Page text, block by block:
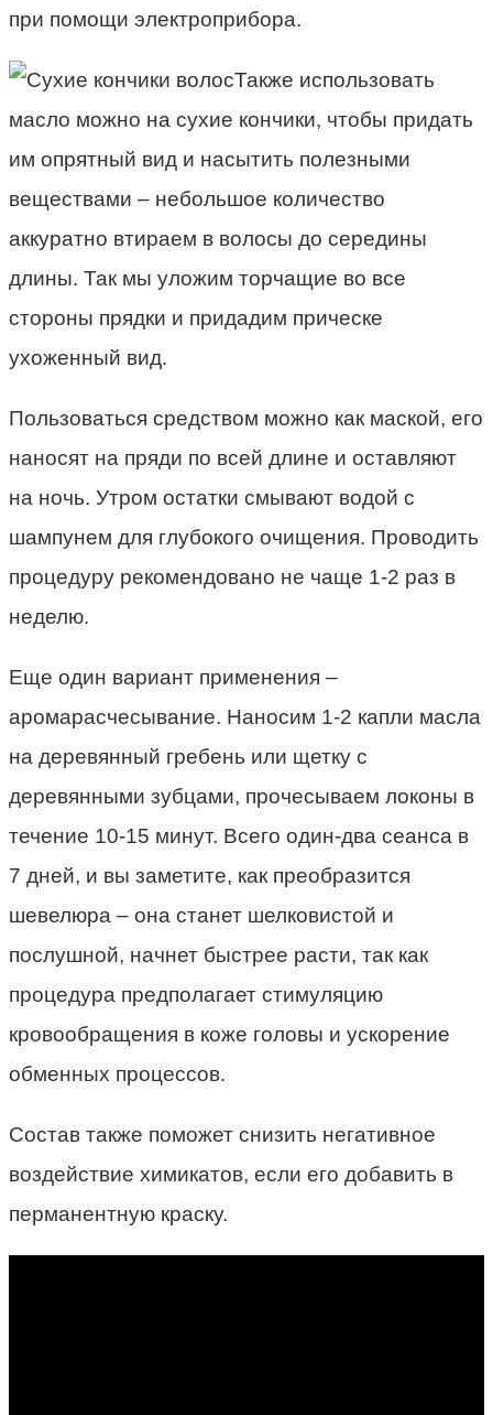
при помощи электроприбора.
Также использовать
масло можно на сухие кончики, чтобы придать
им опрятный вид и насытить полезными
веществами – небольшое количество
аккуратно втираем в волосы до середины
длины. Так мы уложим торчащие во все
стороны прядки и придадим прическе
ухоженный вид.
Пользоваться средством можно как маской, его
наносят на пряди по всей длине и оставляют
на ночь. Утром остатки смывают водой с
шампунем для глубокого очищения. Проводить
процедуру рекомендовано не чаще 1-2 раз в
неделю.
Еще один вариант применения –
аромарасчесывание. Наносим 1-2 капли масла
на деревянный гребень или щетку с
деревянными зубцами, прочесываем локоны в
течение 10-15 минут. Всего один-два сеанса в
7 дней, и вы заметите, как преобразится
шевелюра – она станет шелковистой и
послушной, начнет быстрее расти, так как
процедура предполагает стимуляцию
кровообращения в коже головы и ускорение
обменных процессов.
Состав также поможет снизить негативное
воздействие химикатов, если его добавить в
перманентную краску.